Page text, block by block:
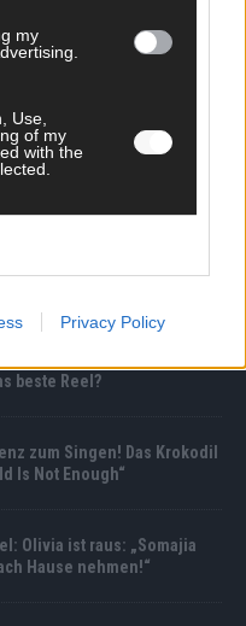
my
Use,
of my
with the
Privacy Policy
beste Reel?
zum Singen! Das Krokodil
Is Not Enough“
Olivia ist raus: „Somajia
Hause nehmen!“